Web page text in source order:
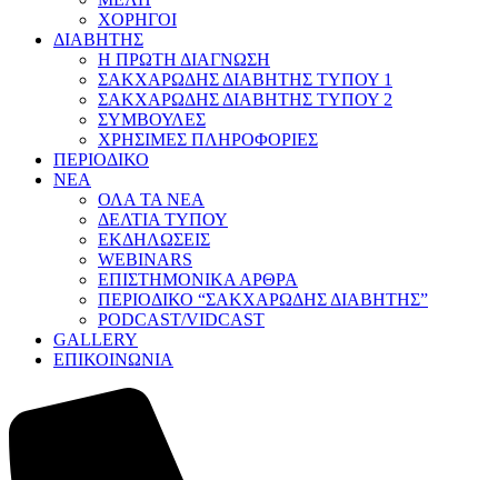
ΧΟΡΗΓΟΙ
ΔΙΑΒΗΤΗΣ
Η ΠΡΩΤΗ ΔΙΑΓΝΩΣΗ
ΣΑΚΧΑΡΩΔΗΣ ΔΙΑΒΗΤΗΣ ΤΥΠΟΥ 1
ΣΑΚΧΑΡΩΔΗΣ ΔΙΑΒΗΤΗΣ ΤΥΠΟΥ 2
ΣΥΜΒΟΥΛΕΣ
ΧΡΗΣΙΜΕΣ ΠΛΗΡΟΦΟΡΙΕΣ
ΠΕΡΙΟΔΙΚΟ
ΝΕΑ
ΟΛΑ ΤΑ ΝΕΑ
ΔΕΛΤΙΑ ΤΥΠΟΥ
ΕΚΔΗΛΩΣΕΙΣ
WEBINARS
ΕΠΙΣΤΗΜΟΝΙΚΑ ΑΡΘΡΑ
ΠΕΡΙΟΔΙΚΟ “ΣΑΚΧΑΡΩΔΗΣ ΔΙΑΒΗΤΗΣ”
PODCAST/VIDCAST
GALLERY
ΕΠΙΚΟΙΝΩΝΙΑ